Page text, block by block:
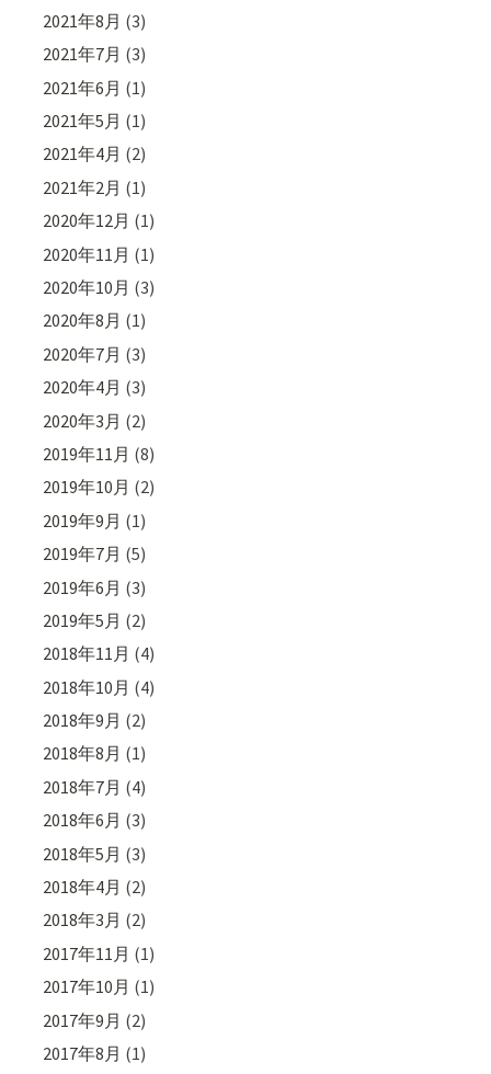
2021年8月 (3)
2021年7月 (3)
2021年6月 (1)
2021年5月 (1)
2021年4月 (2)
2021年2月 (1)
2020年12月 (1)
2020年11月 (1)
2020年10月 (3)
2020年8月 (1)
2020年7月 (3)
2020年4月 (3)
2020年3月 (2)
2019年11月 (8)
2019年10月 (2)
2019年9月 (1)
2019年7月 (5)
2019年6月 (3)
2019年5月 (2)
2018年11月 (4)
2018年10月 (4)
2018年9月 (2)
2018年8月 (1)
2018年7月 (4)
2018年6月 (3)
2018年5月 (3)
2018年4月 (2)
2018年3月 (2)
2017年11月 (1)
2017年10月 (1)
2017年9月 (2)
2017年8月 (1)